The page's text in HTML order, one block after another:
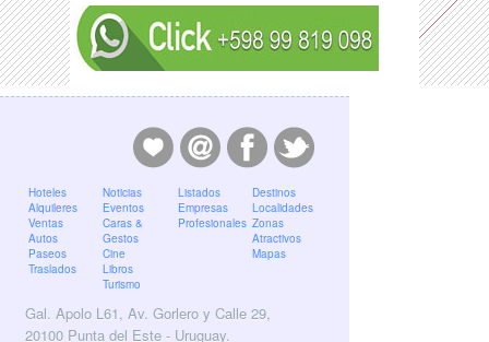
Hoteles
Alquileres
Ventas
Autos
Paseos
Traslados
Noticias
Eventos
Caras &
Gestos
Cine
Libros
Turismo
Listados
Empresas
Profesionales
Destinos
Localidades
Zonas
Atractivos
Mapas
Gal. Apolo L61, Av. Gorlero y Calle 29,
20100 Punta del Este - Uruguay.